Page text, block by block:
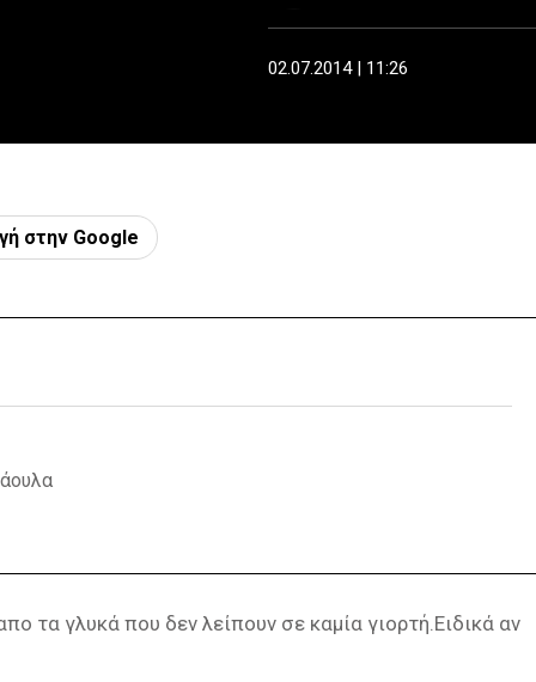
02.07.2014 | 11:26
στην Google
τα γλυκά που δεν λείπουν σε καμία γιορτή.Ειδικά αν